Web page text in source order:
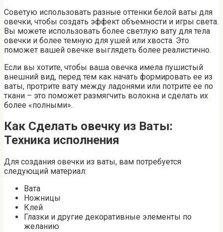
Советую использовать разные оттенки белой ваты для
овечки, чтобы создать эффект объемности и игры света.
Вы можете использовать более светлую вату для тела
овечки и более темную для ушей или хвоста. Это
поможет вашей овечке выглядеть более реалистично.
Если вы хотите, чтобы ваша овечка имела пушистый
внешний вид, перед тем как начать формировать ее из
ваты, протрите вату между ладонями или потрите ее по
ткани – это поможет размягчить волокна и сделать их
более «полными».
Как Сделать овечку из Ваты:
Техника исполнения
Для создания овечки из ваты, вам потребуется
следующий материал:
Вата
Ножницы
Клей
Глазки и другие декоративные элементы по
желанию